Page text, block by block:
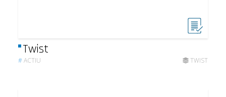
Twist
#ACTIU TWIST